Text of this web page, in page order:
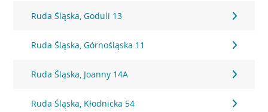
Ruda Śląska, Goduli 13
Ruda Śląska, Górnośląska 11
Ruda Śląska, Joanny 14A
Ruda Śląska, Kłodnicka 54